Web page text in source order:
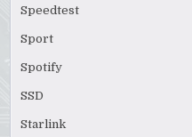
Speedtest
Sport
Spotify
SSD
Starlink